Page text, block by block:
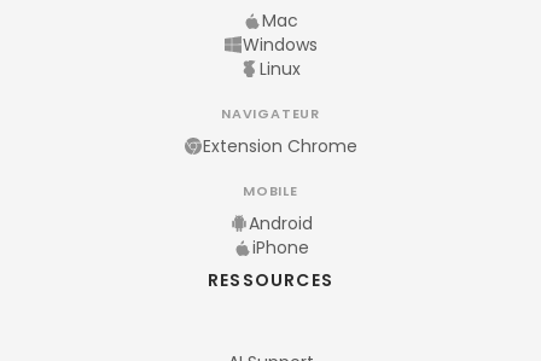
Mac
Windows
Linux
NAVIGATEUR
Extension Chrome
MOBILE
Android
iPhone
RESSOURCES